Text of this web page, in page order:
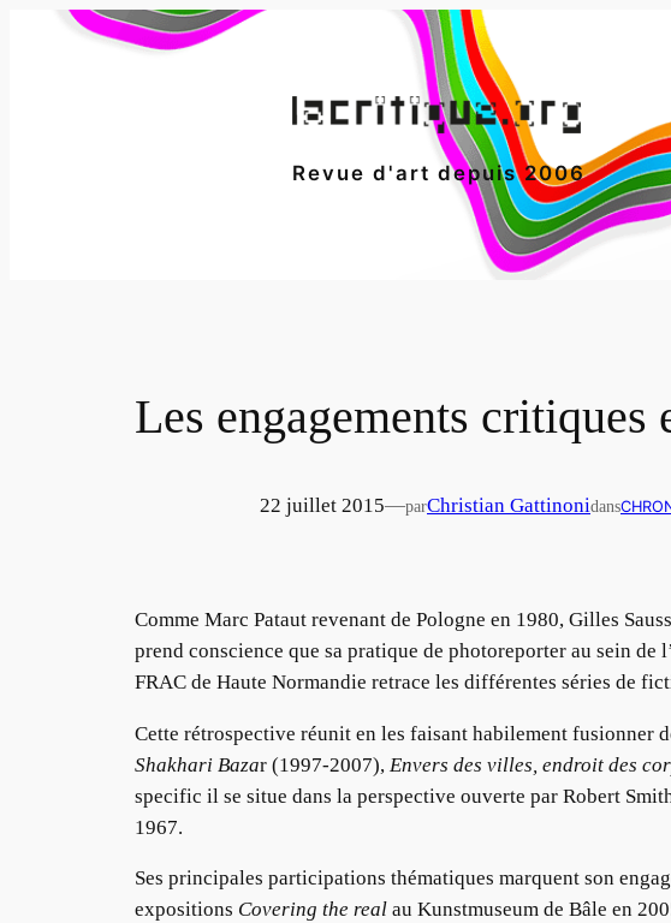
Revue d'art depuis 2006
Les engagements
22 juillet 2015—parChristian Gattinonidans
Comme Marc Pataut revenant de Pologne en 1980, Gilles
prend conscience que sa pratique de photoreporter au sein de
FRAC de Haute Normandie retrace les différentes séries de
Cette rétrospective réunit en les faisant habilement fusionner
Shakhari Bazar (1997-2007), Envers des villes, endroit des
specific il se situe dans la perspective ouverte par Robert
1967.
Ses principales participations thématiques marquent son
expositions Covering the real au Kunstmuseum de Bâle en